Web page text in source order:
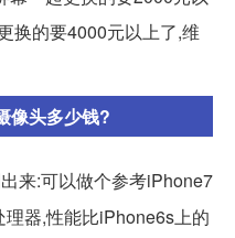
换的要4000元以上了,维
像头多少钱?
来:可以做个参考iPhone7
器,性能比iPhone6s上的